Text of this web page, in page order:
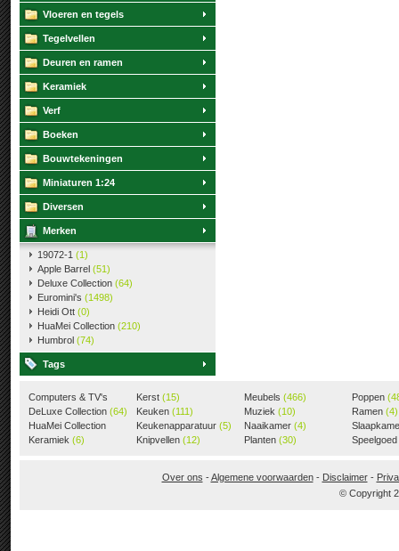
Vloeren en tegels
Tegelvellen
Deuren en ramen
Keramiek
Verf
Boeken
Bouwtekeningen
Miniaturen 1:24
Diversen
Merken
19072-1 (1)
Apple Barrel (51)
Deluxe Collection (64)
Euromini's (1498)
Heidi Ott (0)
HuaMei Collection (210)
Humbrol (74)
Tags
Computers & TV's
(18)
DeLuxe Collection (64)
HuaMei Collection
(205)
Keramiek (6)
Kerst (15)
Keuken (111)
Keukenapparatuur (5)
Knipvellen (12)
Meubels (466)
Muziek (10)
Naaikamer (4)
Planten (30)
Poppen
Ramen (4)
Speelgoed
Over ons -Algemene voorwaarden- Disclaimer-
© Copyright